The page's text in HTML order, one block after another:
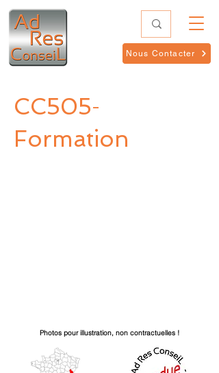
Nous Contacter
CC505-
Formation
Photos pour illustration, non contractuelles !